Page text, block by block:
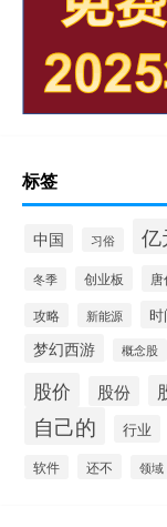
标签
中国 习俗 亿
冬季 创业板
攻略 新能源 时
梦幻西游 概念股
股价 股份
自己的 行业
软件 还不 领域